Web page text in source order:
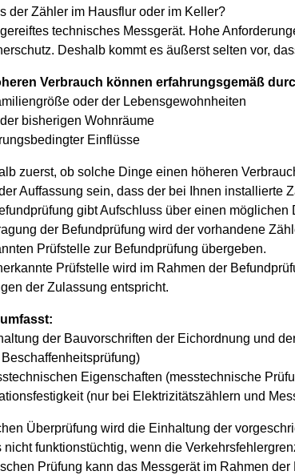
der Zähler im Hausflur oder im Keller?
technisches Messgerät. Hohe
Deshalb kommt es äußerst selten vor,
Verbrauch können erfahrungsgemäß
oder der Lebensgewohnheiten
bisherigen Wohnräume
Einflüsse
zuerst, ob solche Dinge einen höheren
Auffassung sein, dass der bei Ihnen installierte
gibt Aufschluss über einen möglichen
der Befundprüfung wird der vorhandene
Prüfstelle zur Befundprüfung übergeben.
Prüfstelle wird im Rahmen der
der Zulassung entspricht.
der Bauvorschriften der Eichordnung und
Eigenschaften (messtechnische
(nur bei Elektrizitätszählern und
Überprüfung wird die Einhaltung der
nicht funktionstüchtig, wenn die
Prüfung kann das Messgerät im Rahmen